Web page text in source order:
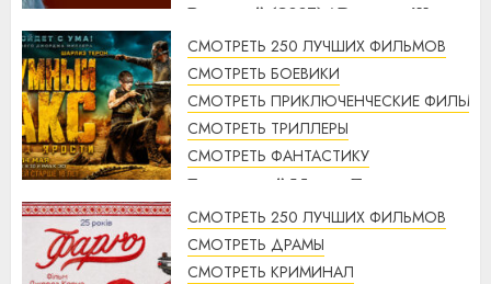
Рататуй (2007) / Ratatouille
смотреть онлайн
2:32 07.08.2026
СМОТРЕТЬ 250 ЛУЧШИХ ФИЛЬМОВ
СМОТРЕТЬ БОЕВИКИ
СМОТРЕТЬ ПРИКЛЮЧЕНЧЕСКИЕ ФИЛЬМЫ
СМОТРЕТЬ ТРИЛЛЕРЫ
СМОТРЕТЬ ФАНТАСТИКУ
Безумный Макс: Дорога
ярости (2015) / Mad Max: Fury
Road смотреть онлайн
1:56 07.08.2026
СМОТРЕТЬ 250 ЛУЧШИХ ФИЛЬМОВ
СМОТРЕТЬ ДРАМЫ
СМОТРЕТЬ КРИМИНАЛ